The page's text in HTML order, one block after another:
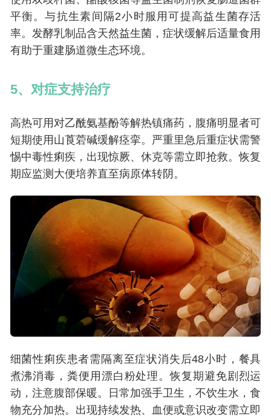
平衡。与抗生素间隔2小时服用可提高益生菌存活
率。发酵乳制品含天然益生菌，症状缓解后适量食用
有助于重建肠道微生态环境。
5、对症支持治疗
高热可用对乙酰氨基酚等解热镇痛药，腹痛明显者可
短期使用山莨菪碱缓解痉挛。严重里急后重症状需警
惕中毒性痢疾，出现惊厥、休克等需立即抢救。恢复
期应监测大便培养直至病原体转阴。
细菌性痢疾患者需隔离至症状消失后48小时，餐具
煮沸消毒，粪便用漂白粉处理。恢复期避免剧烈运
动，注意腹部保暖。日常加强手卫生，不饮生水，食
物充分加热。出现持续发热、血便或意识改变需立即